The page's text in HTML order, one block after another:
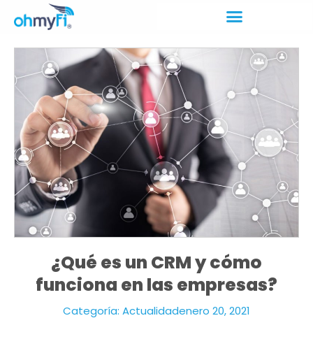
¿Qué es un CRM y cómo
funciona en las empresas?
Categoría: Actualidadenero 20, 2021